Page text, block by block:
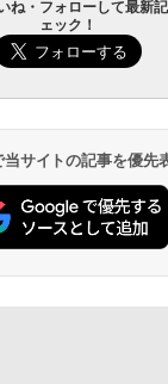
ね・フォローして最新
ェック！
サイトの記事を優先